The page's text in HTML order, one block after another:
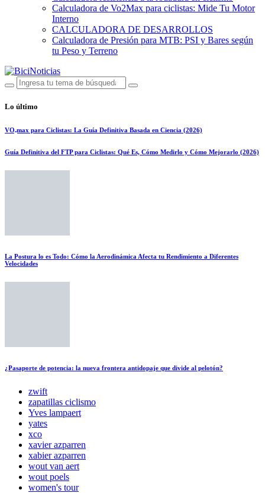
Calculadora de Vo2Max para ciclistas: Mide Tu Motor
Interno
CALCULADORA DE DESARROLLOS
Calculadora de Presión para MTB: PSI y Bares según
tu Peso y Terreno
Lo último
VO₂max para Ciclistas: La Guía Definitiva Basada en Ciencia (2026)
Guía Definitiva del FTP para Ciclistas: Qué Es, Cómo Medirlo y Cómo Mejorarlo (2026)
La Postura lo es Todo: Cómo la Aerodinámica Afecta tu Rendimiento a Diferentes
Velocidades
¿Pasaporte de potencia: la nueva frontera antidopaje que divide al pelotón?
zwift
zapatillas ciclismo
Yves lampaert
yates
xco
xavier azparren
xabier azparren
wout van aert
wout poels
women's tour